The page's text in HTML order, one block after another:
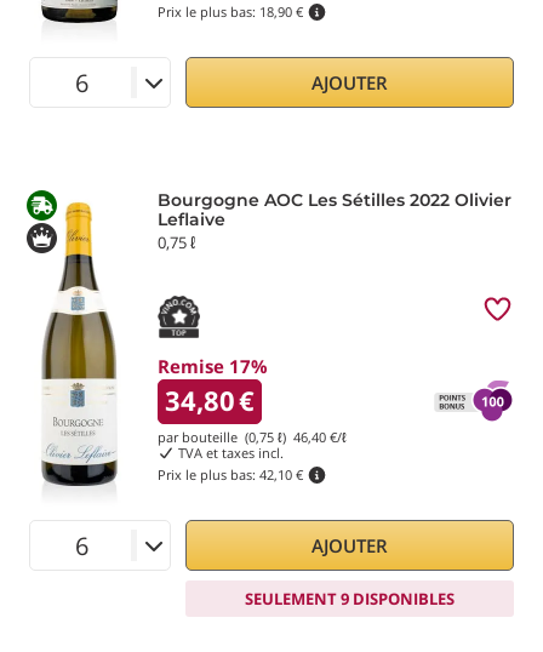
Prix le plus bas: 18,90 €
AJOUTER
Bourgogne AOC Les Sétilles 2022 Olivier
Leflaive
0,75 ℓ
Remise 17%
34,80€
par bouteille (0,75 ℓ) 46,40 €/ℓ
TVA et taxes incl.
Prix le plus bas: 42,10 €
AJOUTER
SEULEMENT 9 DISPONIBLES